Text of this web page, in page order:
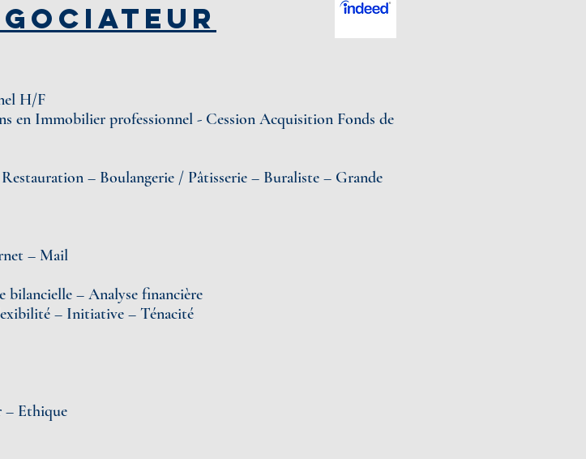
H/F
en Immobilier professionnel - Cession Acquisition Fonds de
– Boulangerie / Pâtisserie – Buraliste – Grande
– Mail
bilancielle – Analyse financière
– Initiative – Ténacité
– Ethique